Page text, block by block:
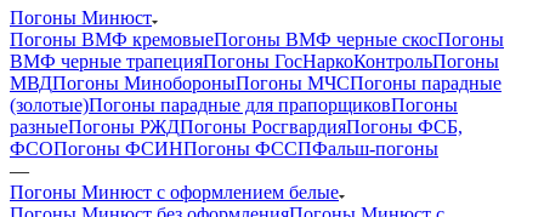
Погоны Минюст
Погоны ВМФ кремовыеПогоны ВМФ черные скосПогоны
ВМФ черные трапецияПогоны ГосНаркоКонтрольПогоны
МВДПогоны МинобороныПогоны МЧСПогоны парадные
(золотые)Погоны парадные для прапорщиковПогоны
разныеПогоны РЖДПогоны РосгвардияПогоны ФСБ,
ФСОПогоны ФСИНПогоны ФССПФальш-погоны
—
Погоны Минюст с оформлением белые